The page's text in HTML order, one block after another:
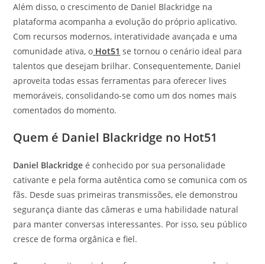
Além disso, o crescimento de Daniel Blackridge na
plataforma acompanha a evolução do próprio aplicativo.
Com recursos modernos, interatividade avançada e uma
comunidade ativa, o Hot51 se tornou o cenário ideal para
talentos que desejam brilhar. Consequentemente, Daniel
aproveita todas essas ferramentas para oferecer lives
memoráveis, consolidando-se como um dos nomes mais
comentados do momento.
Quem é Daniel Blackridge no Hot51
Daniel Blackridge é conhecido por sua personalidade
cativante e pela forma autêntica como se comunica com os
fãs. Desde suas primeiras transmissões, ele demonstrou
segurança diante das câmeras e uma habilidade natural
para manter conversas interessantes. Por isso, seu público
cresce de forma orgânica e fiel.